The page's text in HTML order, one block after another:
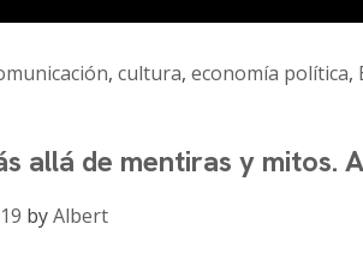
, cultura, economía política,
allá de mentiras y mitos.
byAlbert